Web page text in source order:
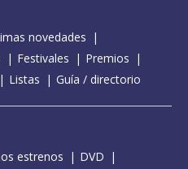
novedades
Festivales
Premios
Listas Guía / directorio
estrenos
DVD